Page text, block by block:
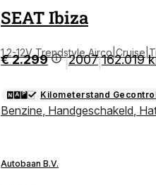
SEATIbiza
1.2-12V Trendstyle
€ 2.299 |2007|162.019
Kilometerstand
Benzine Handgeschakeld
Autobaan B.V.